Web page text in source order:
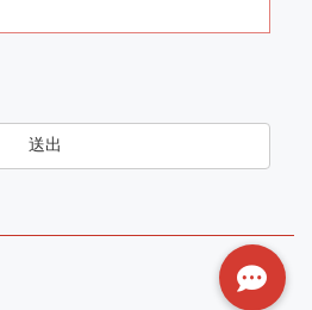
送出